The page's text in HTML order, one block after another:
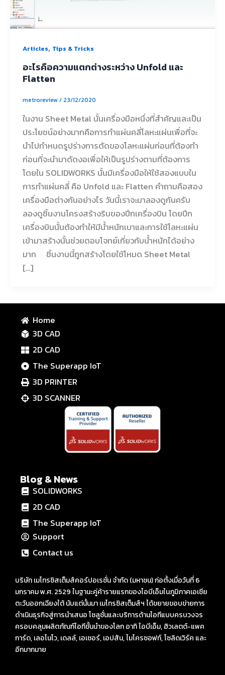
Articles, Tips & Tricks
อะไรคือความแตกต่างระหว่าง Unfold และ
Flatten
metroreview/ 23/12/2020
ในงาน Sheet Metal นั้นเครื่องมือหนึ่งที่สำคัญและเป็น
ประโยชน์อย่างมากคือการทำแผ่นคลี่โลหะแผ่นเพื่อที่จะ
นำไปกำหนดรูปร่างการตัดของโลหะแผ่นก่อนที่ต้องทำ
ก่อนที่จะนำมาดัดงอเพื่อให้เป็นรูปร่างตามที่ต้องการ
โดยใน SOLIDWORKS นั้นมีเครื่องมือให้ใช้สองแบบใน
การทำแผ่นคลี่ คือ Unfold และ Flatten คำถามคือสอง
เครื่องมือต่างกันอย่างไร วันนี้เราจะมาลองดูกันครับ
ลองดูชิ้นงานโครงสร้างริบของปีกเครื่องบิน โดยปีก
เครื่องบินนั้นต้องทำให้มีน้ำหนักเบาและการใช้โลหะแผ่น
เข้ามาสร้างนั้นช่วยตอบโจทย์เกี่ยวกับน้ำหนักได้อย่าง
มาก ชิ้นงานนี้ถูกสร้างโดยใช้โหมด Sheet Metal
[…]
Home
3D CAD
2D CAD
The Superapp IoT
3D PRINTER
3D SCANNER
Blog & News
SOLIDWORKS
2D CAD
The Superapp IoT
Support
Contact us
บริษัท เมโทรซิสเต็มส์คอร์ปอเรชั่น จำกัด (มหาชน) ก่อตั้งเมื่อวันที่ 6
มกราคม พ.ศ. 2529 ในฐานะคู่ค้ารายแรกของไอบีเอ็มในภูมิภาคเอเชีย
ตะวันออกเฉียงใต้ นับแต่นั้นมา เมโทรซิสเต็มส์ฯ ได้ขยายขอบข่ายการ
ดำเนินธุรกิจสู่การนำเสนอ โซลูชั่นและบริการด้านไอทีแบบครบวงจร
ครอบคลุมผลิตภัณฑ์ไอทีชั้นนำของโลก อาทิ ไอบีเอ็ม, ฮิวเลตต์-แพค
การ์ด, เลอโนโว, เดลล์, เอเซอร์, เอปสัน, ไมโครซอฟท์, โซลิดเวิร์ค และ
อีกมากมาย